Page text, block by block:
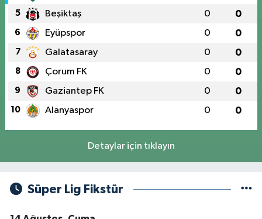
5 Beşiktaş 0 0
6 Eyüpspor 0 0
7 Galatasaray 0 0
8 Çorum FK 0 0
9 Gaziantep FK 0 0
10 Alanyaspor 0 0
Detaylar için tıklayın
Süper Lig Fikstür